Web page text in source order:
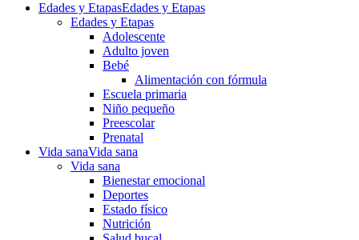
Edades y EtapasEdades y Etapas
Edades y Etapas
Adolescente
Adulto joven
Bebé
Alimentación con fórmula
Escuela primaria
Niño pequeño
Preescolar
Prenatal
Vida sanaVida sana
Vida sana
Bienestar emocional
Deportes
Estado físico
Nutrición